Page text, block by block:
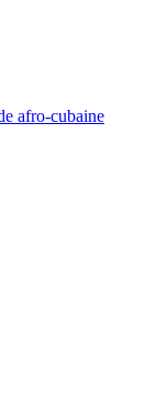
afro-cubaine